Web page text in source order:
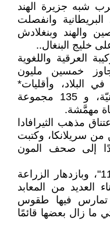
شبه جزيرة الهند
البريطانية وانفصلت
الصين والهند وبنغلادش
خليج البنغال..
العرقية واللغوية
خمسين مليون
البلاد، وأقليات*
مسلمة ومسيحيّة وهندوسيّة ووثنيّة، و 135 مجموعة
مهمَّشة.
باعتناق مذهب الثيرافادا
من سريلانكا، وكتبت
إلى صحف المون
في عهد الملك كيانزيتا "1084-1112"، وبازدهار الزراعة
العديد من المعابد
تمارس فيها طقوس
ما زال بعضها قائمًا